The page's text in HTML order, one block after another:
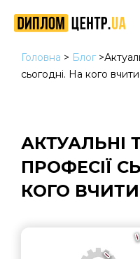
Головна > Блог >
сьогодні. На кого
АКТУАЛЬНІ
ПРОФЕСІЇ
КОГО